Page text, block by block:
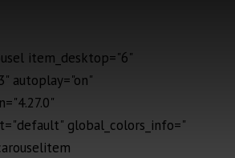
item_desktop="6"
autoplay="on"
global_colors_info="